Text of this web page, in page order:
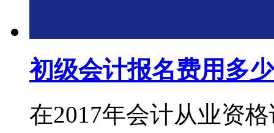
初级会计报名费用多
在2017年会计从业资